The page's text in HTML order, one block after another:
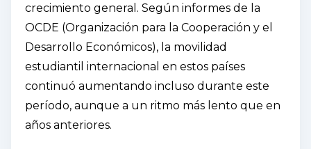
crecimiento general. Según informes de la
OCDE (Organización para la Cooperación y el
Desarrollo Económicos), la movilidad
estudiantil internacional en estos países
continuó aumentando incluso durante este
período, aunque a un ritmo más lento que en
años anteriores.